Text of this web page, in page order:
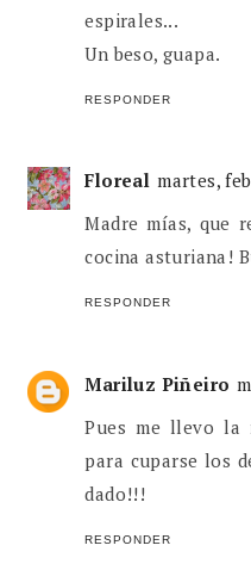
espirales...
Un beso, guapa.
RESPONDER
Floreal martes,
Madre mías, que
cocina asturiana!
RESPONDER
Mariluz Piñeiro
Pues me llevo la
para cuparse los
dado!!!
RESPONDER